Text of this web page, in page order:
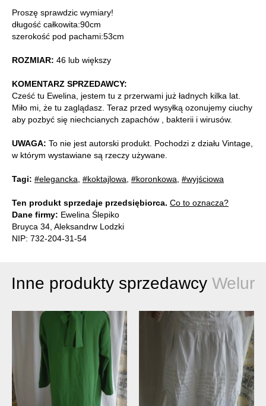
Proszę sprawdzic wymiary!
długość całkowita:90cm
szerokość pod pachami:53cm
ROZMIAR: 46 lub większy
KOMENTARZ SPRZEDAWCY:
Cześć tu Ewelina, jestem tu z przerwami już ładnych kilka lat.
Miło mi, że tu zaglądasz. Teraz przed wysyłką ozonujemy ciuchy
aby pozbyć się niechcianych zapachów , bakterii i wirusów.
UWAGA: To nie jest autorski produkt. Pochodzi z działu Vintage,
w którym wystawiane są rzeczy używane.
Tagi: #elegancka #koktajlowa #koronkowa #wyjściowa
Ten produkt sprzedaje przedsiębiorca. Co to oznacza?
Dane firmy: Ewelina Ślepiko
Bruyca 34, Aleksandrw Lodzki
NIP: 732-204-31-54
Inne produkty sprzedawcy Welur